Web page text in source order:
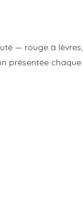
— rouge à lèvres,
présentée chaque